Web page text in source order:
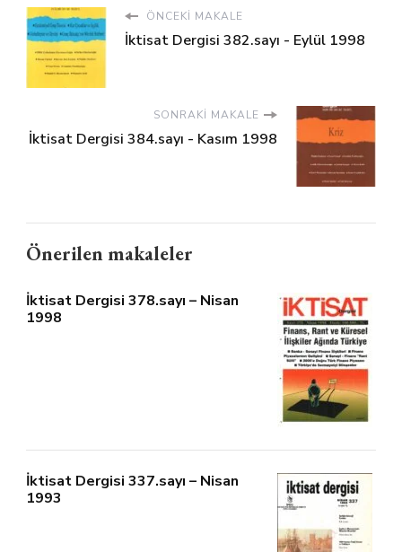
ÖNCEKI MAKALE
İktisat Dergisi 382.sayı - Eylül 1998
SONRAKI MAKALE
İktisat Dergisi 384.sayı - Kasım 1998
Önerilen makaleler
İktisat Dergisi 378.sayı – Nisan
1998
İktisat Dergisi 337.sayı – Nisan
1993